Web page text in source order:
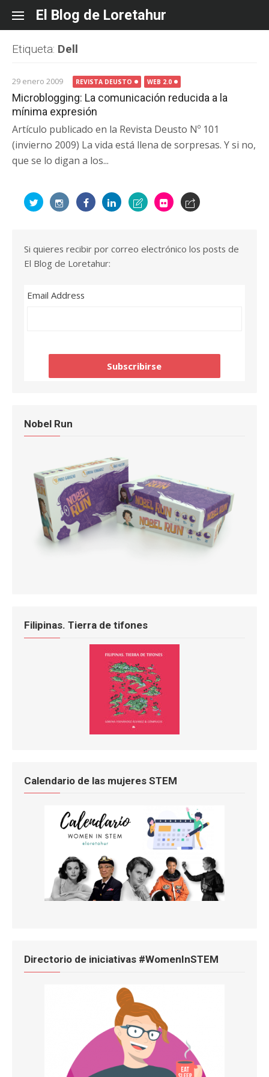
content
El Blog de Loretahur
Etiqueta: Dell
29 enero 2009 REVISTA DEUSTO WEB 2.0
Microblogging: La comunicación reducida a la
mínima expresión
Artículo publicado en la Revista Deusto Nº 101
(invierno 2009) La vida está llena de sorpresas. Y si no,
que se lo digan a los...
Si quieres recibir por correo electrónico los posts de
El Blog de Loretahur:
Email Address
Nobel Run
Filipinas. Tierra de tifones
Calendario de las mujeres STEM
Directorio de iniciativas #WomenInSTEM